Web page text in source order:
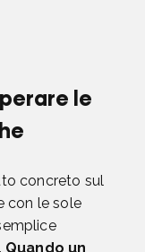
le
concreto sul
con le sole
Quando un